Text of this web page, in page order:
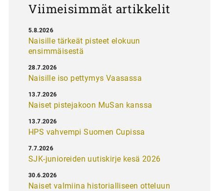
Viimeisimmät artikkelit
Naisille tärkeät pisteet elokuun
ensimmäisestä
5.8.2026
Naisille iso pettymys Vaasassa
28.7.2026
Naiset pistejakoon MuSan kanssa
13.7.2026
HPS vahvempi Suomen Cupissa
13.7.2026
SJK-junioreiden uutiskirje kesä 2026
7.7.2026
Naiset valmiina historialliseen otteluun
30.6.2026